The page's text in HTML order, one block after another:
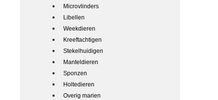
Microvlinders
Libellen
Weekdieren
Kreeftachtigen
Stekelhuidigen
Manteldieren
Sponzen
Holtedieren
Overig marien